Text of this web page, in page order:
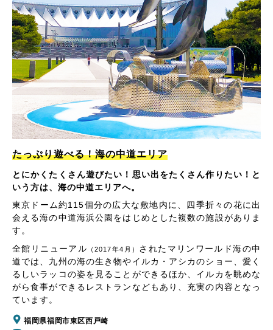
たっぷり遊べる！海の中道エリア
とにかくたくさん遊びたい！思い出をたくさん作りたい！と
いう方は、海の中道エリアへ。
東京ドーム約115個分の広大な敷地内に、四季折々の花に出
会える海の中道海浜公園をはじめとした複数の施設がありま
す。
全館リニューアル （2017年4月） されたマリンワールド海の中
道では、九州の海の生き物やイルカ・アシカのショー、愛く
るしいラッコの姿を見ることができるほか、イルカを眺めな
がら食事ができるレストランなどもあり、充実の内容となっ
ています。
福岡県福岡市東区西戸崎